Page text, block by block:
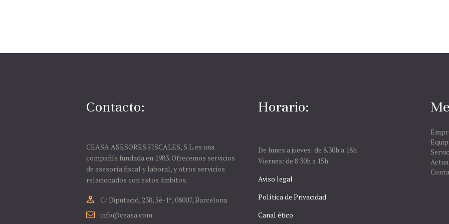
Contacto:
CEASA ASESORES FISCALES, S.L. es una
compañía fundada en 1983. Ofrecemos servicios
de asesoría fiscal y laboral, y otros servicios
relacionados con estos ámbitos.
C/ Diputació, 238, 5è-1ª, 08007, Barcelona
info@ceasa.com
Horario:
De lunes a jueves: de 8.30h a 18h
Viernes: de 8.30h a 15h
Aviso legal
Política de Privacidad
Canal ético